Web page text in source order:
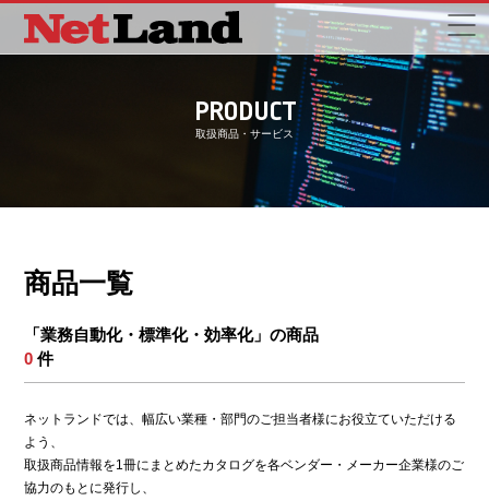
PRODUCT
取扱商品・サービス
商品一覧
「業務自動化・標準化・効率化」の商品
0 件
ネットランドでは、幅広い業種・部門のご担当者様にお役立ていただける
よう、
取扱商品情報を1冊にまとめたカタログを各ベンダー・メーカー企業様のご
協力のもとに発行し、